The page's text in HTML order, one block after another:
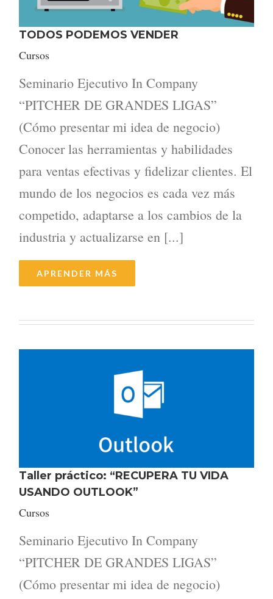
TODOS PODEMOS VENDER
Cursos
Seminario Ejecutivo In Company
“PITCHER DE GRANDES LIGAS”
(Cómo presentar mi idea de negocio)
Conocer las herramientas y habilidades
para ventas efectivas y fidelizar clientes. El
mundo de los negocios es cada vez más
competido, adaptarse a los cambios de la
industria y actualizarse en [...]
APRENDER MÁS
Taller práctico: “RECUPERA TU VIDA
USANDO OUTLOOK”
Cursos
Seminario Ejecutivo In Company
“PITCHER DE GRANDES LIGAS”
(Cómo presentar mi idea de negocio)